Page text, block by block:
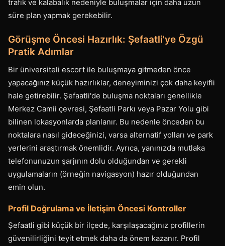
trafik ve kalabalık nedeniyle buluşmalar için daha uzun
süre plan yapmak gerekebilir.
Görüşme Öncesi Hazırlık: Şefaatli'ye Özgü
Pratik Adımlar
Bir üniversiteli escort ile buluşmaya gitmeden önce
yapacağınız küçük hazırlıklar, deneyiminizi çok daha keyifli
hale getirebilir. Şefaatli'de buluşma noktaları genellikle
Merkez Camii çevresi, Şefaatli Parkı veya Pazar Yolu gibi
bilinen lokasyonlarda planlanır. Bu nedenle önceden bu
noktalara nasıl gideceğinizi, varsa alternatif yolları ve park
yerlerini araştırmak önemlidir. Ayrıca, yanınızda mutlaka
telefonunuzun şarjının dolu olduğundan ve gerekli
uygulamaların (örneğin navigasyon) hazır olduğundan
emin olun.
Profil Doğrulama ve İletişim Öncesi Kontroller
Şefaatli gibi küçük bir ilçede, karşılaşacağınız profillerin
güvenilirliğini teyit etmek daha da önem kazanır. Profil